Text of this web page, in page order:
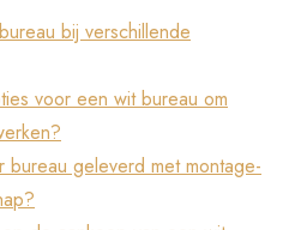
bij verschillende
voor een wit bureau om
geleverd met montage-